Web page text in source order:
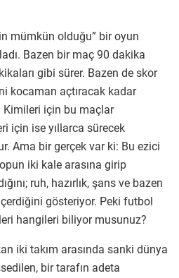
mümkün olduğu” bir oyun
Bazen bir maç 90 dakika
gibi sürer. Bazen de skor
kocaman açtıracak kadar
Kimileri için bu maçlar
için ise yıllarca sürecek
Ama bir gerçek var ki: Bu ezici
iki kale arasına girip
ruh, hazırlık, şans ve bazen
gösteriyor. Peki futbol
hangileri biliyor musunuz?
iki takım arasında sanki dünya
bir tarafın adeta